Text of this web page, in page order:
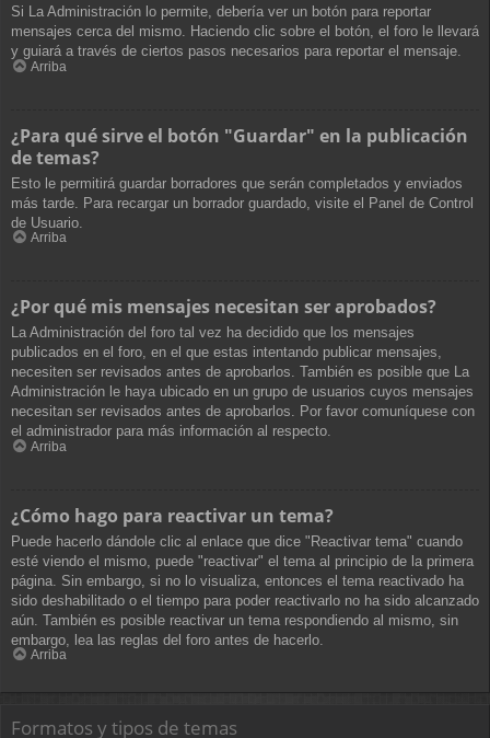
Si La Administración lo permite, debería ver un botón para reportar
mensajes cerca del mismo. Haciendo clic sobre el botón, el foro le llevará
y guiará a través de ciertos pasos necesarios para reportar el mensaje.
Arriba
¿Para qué sirve el botón "Guardar" en la publicación
de temas?
Esto le permitirá guardar borradores que serán completados y enviados
más tarde. Para recargar un borrador guardado, visite el Panel de Control
de Usuario.
Arriba
¿Por qué mis mensajes necesitan ser aprobados?
La Administración del foro tal vez ha decidido que los mensajes
publicados en el foro, en el que estas intentando publicar mensajes,
necesiten ser revisados antes de aprobarlos. También es posible que La
Administración le haya ubicado en un grupo de usuarios cuyos mensajes
necesitan ser revisados antes de aprobarlos. Por favor comuníquese con
el administrador para más información al respecto.
Arriba
¿Cómo hago para reactivar un tema?
Puede hacerlo dándole clic al enlace que dice "Reactivar tema" cuando
esté viendo el mismo, puede "reactivar" el tema al principio de la primera
página. Sin embargo, si no lo visualiza, entonces el tema reactivado ha
sido deshabilitado o el tiempo para poder reactivarlo no ha sido alcanzado
aún. También es posible reactivar un tema respondiendo al mismo, sin
embargo, lea las reglas del foro antes de hacerlo.
Arriba
Formatos y tipos de temas